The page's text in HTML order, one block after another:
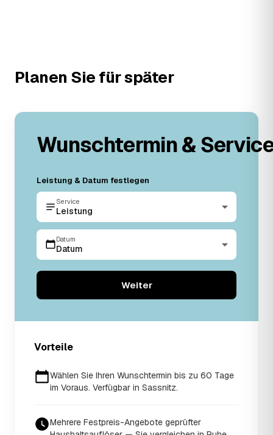
Planen Sie für später
Wunschtermin &
Leistung & Datum festlegen
Service
Leistung
Datum
Datum
Weiter
Vorteile
Wählen Sie Ihren Wunschtermin bis zu 60 Tage
im Voraus. Verfügbar in Sassnitz.
Mehrere Festpreis-Angebote geprüfter